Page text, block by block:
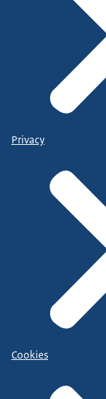
Privacy
Cookies